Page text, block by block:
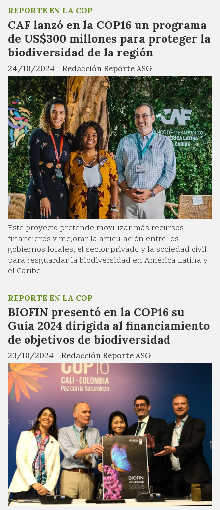
CAF lanzó en la COP16 un programa
de US$300 millones para proteger la
biodiversidad de la región
Redacción Reporte ASG
REPORTE EN LA COP
24/10/2024
Este proyecto pretende movilizar más recursos
financieros y mejorar la articulación entre los
gobiernos locales, el sector privado y la sociedad civil
para resguardar la biodiversidad en América Latina y
el Caribe.
BIOFIN presentó en la COP16 su
Guía 2024 dirigida al financiamiento
de objetivos de biodiversidad
Redacción Reporte ASG
REPORTE EN LA COP
23/10/2024